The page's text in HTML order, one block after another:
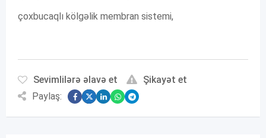
çoxbucaqlı kölgəlik membran sistemi,
Sevimlilərə əlavə et
Şikayət et
Paylaş: